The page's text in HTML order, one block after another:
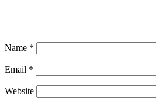
Name *
Email *
Website